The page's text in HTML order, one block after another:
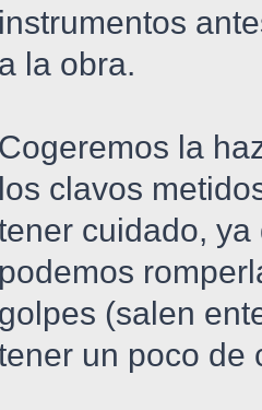
instrumentos
a la obra.
Cogeremos la
los clavos
cuidado,
podemos
golpes (salen
un poco de